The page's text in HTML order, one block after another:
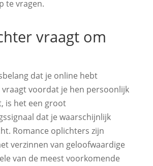
te vragen.
vraagt om
dat je online hebt
voordat je hen persoonlijk
is het een groot
dat je waarschijnlijk
Romance oplichters zijn
verzinnen van geloofwaardige
van de meest voorkomende